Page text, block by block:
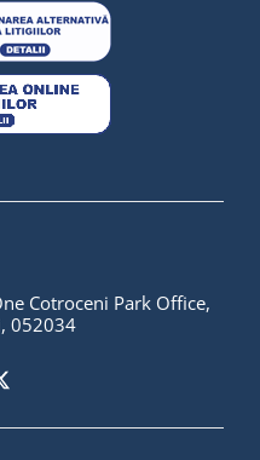
Cotroceni Park Office,
052034